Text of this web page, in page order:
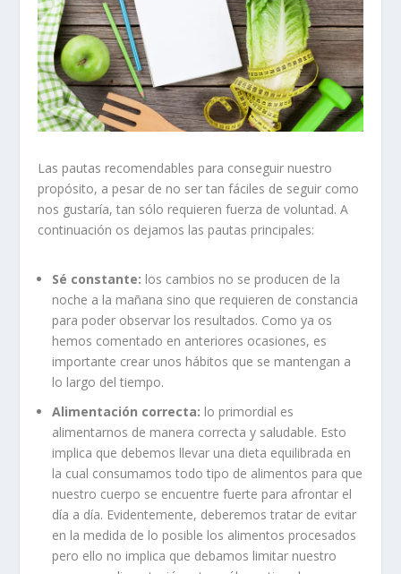
Las pautas recomendables para conseguir nuestro
propósito, a pesar de no ser tan fáciles de seguir como
nos gustaría, tan sólo requieren fuerza de voluntad. A
continuación os dejamos las pautas principales:
Sé constante: los cambios no se producen de la
noche a la mañana sino que requieren de constancia
para poder observar los resultados. Como ya os
hemos comentado en anteriores ocasiones, es
importante crear unos hábitos que se mantengan a
lo largo del tiempo.
Alimentación correcta: lo primordial es
alimentarnos de manera correcta y saludable. Esto
implica que debemos llevar una dieta equilibrada en
la cual consumamos todo tipo de alimentos para que
nuestro cuerpo se encuentre fuerte para afrontar el
día a día. Evidentemente, deberemos tratar de evitar
en la medida de lo posible los alimentos procesados
pero ello no implica que debamos limitar nuestro